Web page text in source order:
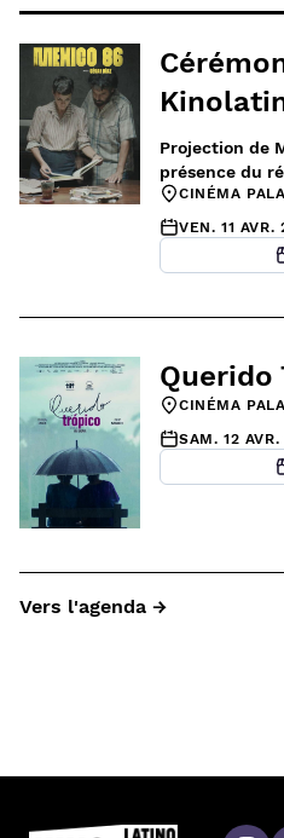
Projection de
présence du
CINÉMA
VEN. 11
Querido
CINÉMA
SAM. 12
Vers l'agenda →